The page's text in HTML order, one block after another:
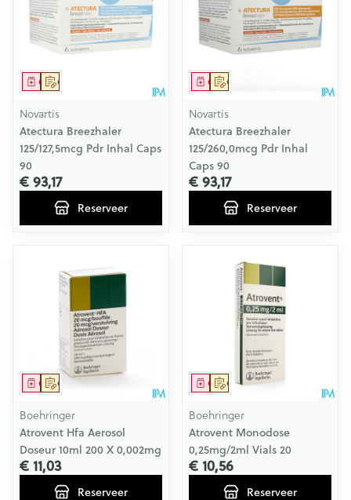
Op voorschrift
Geneesmiddel
Novartis
Atectura Breezhaler
125/127,5mcg Pdr Inhal Caps
90
€ 93,17
Reserveer
Op voorschrift
Geneesmiddel
Novartis
Atectura Breezhaler
125/260,0mcg Pdr Inhal
Caps 90
€ 93,17
Reserveer
Op voorschrift
Geneesmiddel
Boehringer
Atrovent Hfa Aerosol
Doseur 10ml 200 X 0,002mg
€ 11,03
Reserveer
Op voorschrift
Geneesmiddel
Boehringer
Atrovent Monodose
0,25mg/2ml Vials 20
€ 10,56
Reserveer